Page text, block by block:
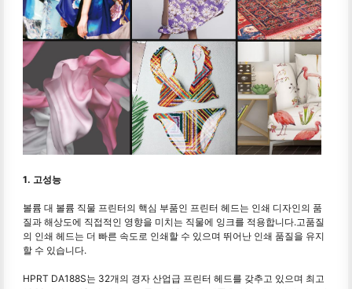
1. 고성능
볼륨 대 볼륨 직물 프린터의 핵심 부품인 프린터 헤드는 인쇄 디자인의 품
질과 해상도에 직접적인 영향을 미치는 직물에 잉크를 적용합니다.고품질
의 인쇄 헤드는 더 빠른 속도로 인쇄할 수 있으며 뛰어난 인쇄 품질을 유지
할 수 있습니다.
HPRT DA188S는 32개의 경자 산업급 프린터 헤드를 갖추고 있으며 최고